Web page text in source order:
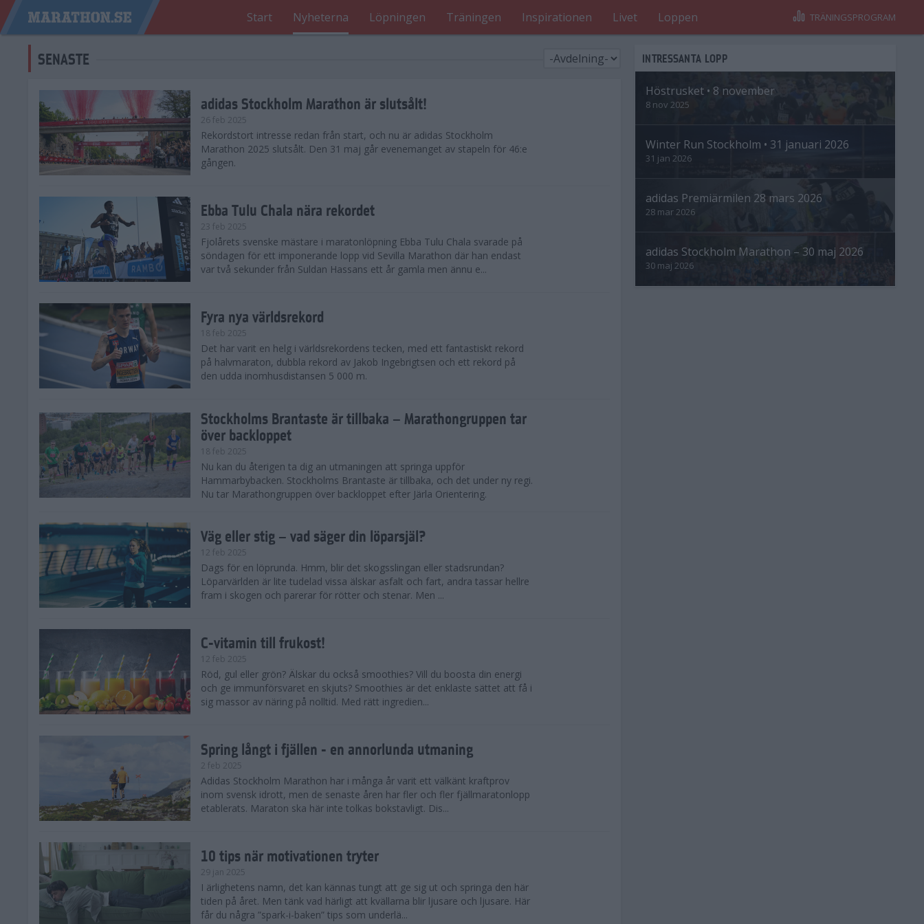
Start Nyheterna Löpningen Träningen Inspirationen Livet Loppen TRÄNINGSPROGRAM
SENASTE
adidas Stockholm Marathon är slutsålt!
26 feb 2025
Rekordstort intresse redan från start, och nu är adidas Stockholm
Marathon 2025 slutsålt. Den 31 maj går evenemanget av stapeln för 46:e
gången.
Ebba Tulu Chala nära rekordet
23 feb 2025
Fjolårets svenske mästare i maratonlöpning Ebba Tulu Chala svarade på
söndagen för ett imponerande lopp vid Sevilla Marathon där han endast
var två sekunder från Suldan Hassans ett år gamla men ännu e...
Fyra nya världsrekord
18 feb 2025
Det har varit en helg i världsrekordens tecken, med ett fantastiskt rekord
på halvmaraton, dubbla rekord av Jakob Ingebrigtsen och ett rekord på
den udda inomhusdistansen 5 000 m.
Stockholms Brantaste är tillbaka – Marathongruppen tar
över backloppet
18 feb 2025
Nu kan du återigen ta dig an utmaningen att springa uppför
Hammarbybacken. Stockholms Brantaste är tillbaka, och det under ny regi.
Nu tar Marathongruppen över backloppet efter Järla Orientering.
Väg eller stig – vad säger din löparsjäl?
12 feb 2025
Dags för en löprunda. Hmm, blir det skogsslingan eller stadsrundan?
Löparvärlden är lite tudelad vissa älskar asfalt och fart, andra tassar hellre
fram i skogen och parerar för rötter och stenar. Men ...
C-vitamin till frukost!
12 feb 2025
Röd, gul eller grön? Älskar du också smoothies? Vill du boosta din energi
och ge immunförsvaret en skjuts? Smoothies är det enklaste sättet att få i
sig massor av näring på nolltid. Med rätt ingredien...
Spring långt i fjällen - en annorlunda utmaning
2 feb 2025
Adidas Stockholm Marathon har i många år varit ett välkänt kraftprov
inom svensk idrott, men de senaste åren har fler och fler fjällmaratonlopp
etablerats. Maraton ska här inte tolkas bokstavligt. Dis...
10 tips när motivationen tryter
29 jan 2025
I ärlighetens namn, det kan kännas tungt att ge sig ut och springa den här
tiden på året. Men tänk vad härligt att kvällarna blir ljusare och ljusare. Här
får du några ”spark-i-baken” tips som underlä...
INTRESSANTA LOPP
Höstrusket • 8 november
8 nov 2025
Winter Run Stockholm • 31 januari 2026
31 jan 2026
adidas Premiärmilen 28 mars 2026
28 mar 2026
adidas Stockholm Marathon – 30 maj 2026
30 maj 2026